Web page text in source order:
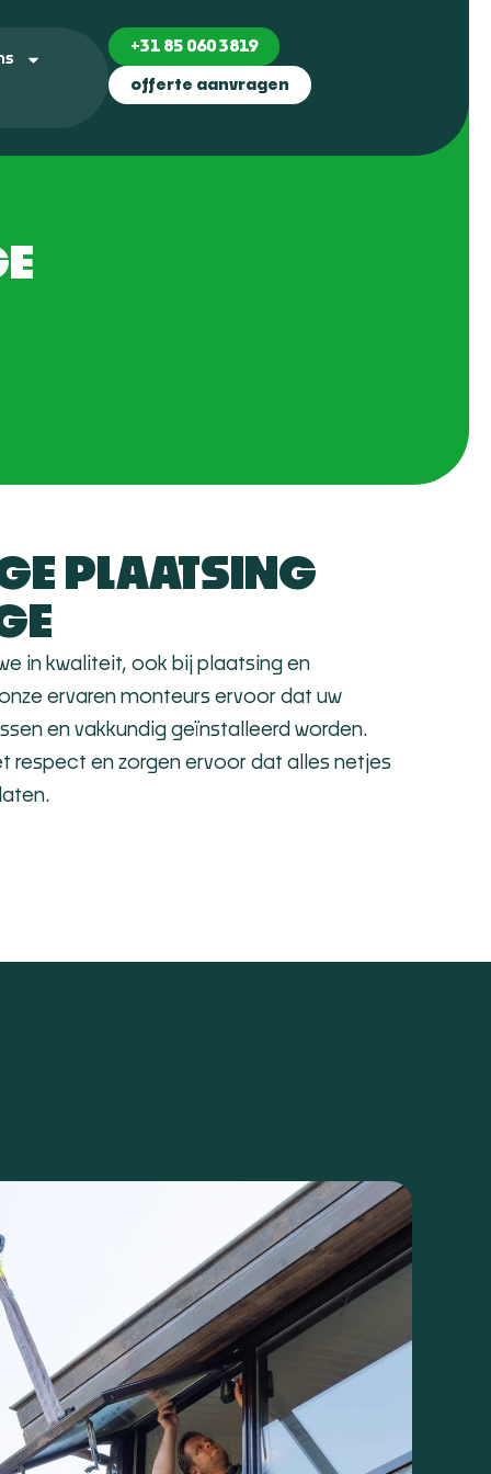
+31 85 060 3819
offerte aanvragen
PLAATSING
in kwaliteit, ook bij plaatsing en
ervaren monteurs ervoor dat uw
en vakkundig geïnstalleerd worden.
respect en zorgen ervoor dat alles netjes